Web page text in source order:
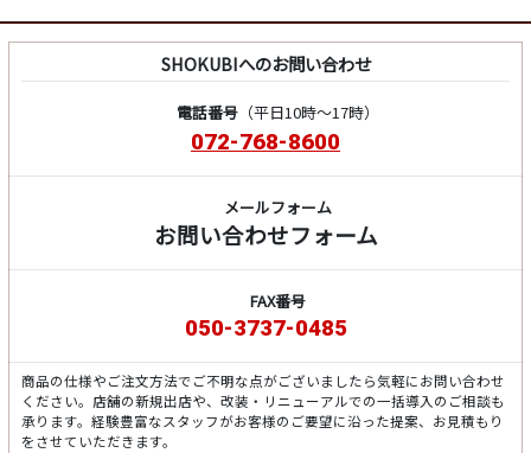
SHOKUBIへのお問い合わせ
電話番号（平日10時～17時）
072-768-8600
メールフォーム
お問い合わせフォーム
FAX番号
050-3737-0485
商品の仕様やご注文方法でご不明な点がございましたら気軽にお問い合わせ
ください。店舗の新規出店や、改装・リニューアルでの一括導入のご相談も
承ります。経験豊富なスタッフがお客様のご要望に沿った提案、お見積もり
をさせていただきます。